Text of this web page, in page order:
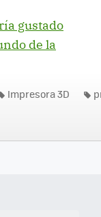
gustado
de la
Impresora 3D